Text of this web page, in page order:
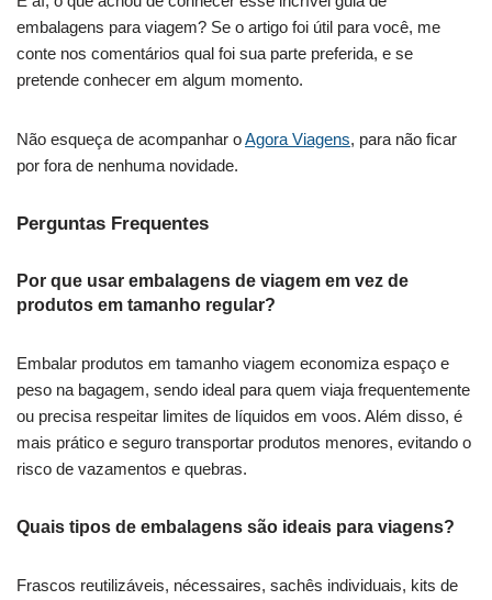
embalagens para viagem? Se o artigo foi útil para você, me
conte nos comentários qual foi sua parte preferida, e se
pretende conhecer em algum momento.
Não esqueça de acompanhar oAgora Viagens, para não ficar
por fora de nenhuma novidade.
Perguntas Frequentes
Por que usar embalagens de viagem em vez de
produtos em tamanho regular?
Embalar produtos em tamanho viagem economiza espaço e
peso na bagagem, sendo ideal para quem viaja frequentemente
ou precisa respeitar limites de líquidos em voos. Além disso, é
mais prático e seguro transportar produtos menores, evitando o
risco de vazamentos e quebras.
Quais tipos de embalagens são ideais para viagens?
Frascos reutilizáveis, nécessaires, sachês individuais, kits de